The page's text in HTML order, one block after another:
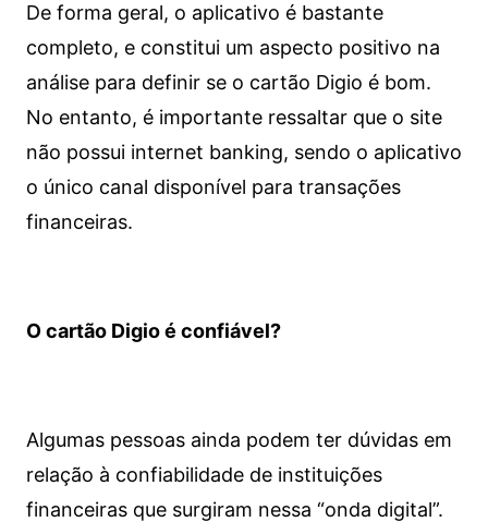
De forma geral, o aplicativo é bastante
completo, e constitui um aspecto positivo na
análise para definir se o cartão Digio é bom.
No entanto, é importante ressaltar que o site
não possui internet banking, sendo o aplicativo
o único canal disponível para transações
financeiras.
O cartão Digio é confiável?
Algumas pessoas ainda podem ter dúvidas em
relação à confiabilidade de instituições
financeiras que surgiram nessa “onda digital”.